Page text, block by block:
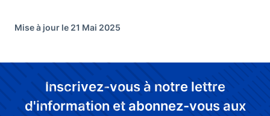
Mise à jour le 21 Mai 2025
Inscrivez-vous à notre lettre
d'information et abonnez-vous aux